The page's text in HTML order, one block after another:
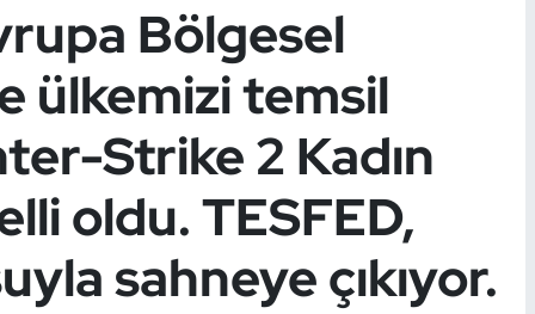
Bölgesel
ülkemizi temsil
Strike 2 Kadın
oldu. TESFED,
sahneye çıkıyor.